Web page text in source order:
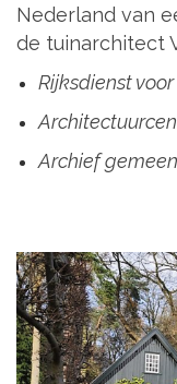
Nederland van
de tuinarchitect
Rijksdienst
Archief